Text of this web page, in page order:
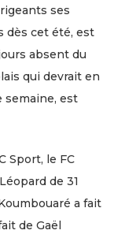
ses
dès cet été, est
absent du
qui devrait en
semaine, est
Sport, le FC
de 31
a fait
de Gaël